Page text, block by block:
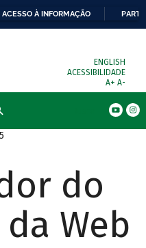
ACESSO À INFORMAÇÃO
ENGLISH
ACESSIBILIDADE
A+ A-
do
Web